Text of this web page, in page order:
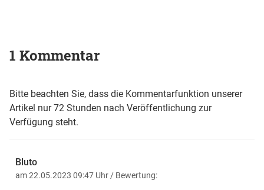
1 Kommentar
Bitte beachten Sie, dass die Kommentarfunktion unserer
Artikel nur 72 Stunden nach Veröffentlichung zur
Verfügung steht.
Bluto
am 22.05.2023 09:47 Uhr / Bewertung: